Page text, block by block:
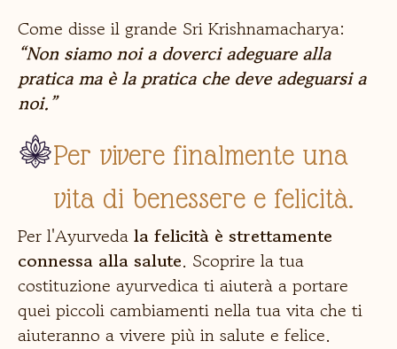
Come disse il grande Sri Krishnamacharya:
“Non siamo noi a doverci adeguare alla
pratica ma è la pratica che deve adeguarsi a
noi.”
Per vivere finalmente una
vita di benessere e felicità.
Per l'Ayurveda la felicità è strettamente
connessa alla salute. Scoprire la tua
costituzione ayurvedica ti aiuterà a portare
quei piccoli cambiamenti nella tua vita che ti
aiuteranno a vivere più in salute e felice.